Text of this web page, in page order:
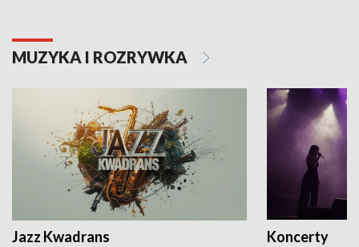
MUZYKA I ROZRYWKA
Jazz Kwadrans Koncerty